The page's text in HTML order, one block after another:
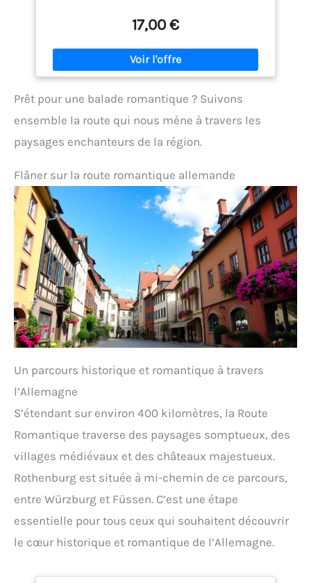
17,00 €
Prêt pour une balade romantique ? Suivons
ensemble la route qui nous mène à travers les
paysages enchanteurs de la région.
Flâner sur la route romantique allemande
Un parcours historique et romantique à travers
l’Allemagne
S’étendant sur environ 400 kilomètres, la Route
Romantique traverse des paysages somptueux, des
villages médiévaux et des châteaux majestueux.
Rothenburg est située à mi-chemin de ce parcours,
entre Würzburg et Füssen. C’est une étape
essentielle pour tous ceux qui souhaitent découvrir
le cœur historique et romantique de l’Allemagne.